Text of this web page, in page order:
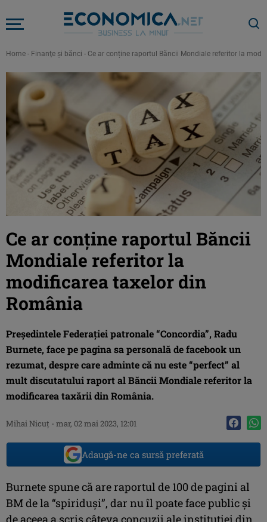
Home - Finanţe şi bănci - Ce ar conține raportul Băncii Mondiale referitor la
Ce ar conține raportul Băncii
Mondiale referitor la
modificarea taxelor din
România
Președintele Federației patronale “Concordia”, Radu
Burnete, face pe pagina sa personală de facebook un
rezumat, despre care adminte că nu este “perfect” al
mult discutatului raport al Băncii Mondiale referitor la
modificarea taxării din România.
Mihai Nicuţ - mar, 02 mai 2023, 12:01
Adaugă-ne ca sursă preferată
Burnete spune că are raportul de 100 de pagini al
BM de la “spiriduși”, dar nu îl poate face public și
de aceea a scris câteva concuzii ale instituției din